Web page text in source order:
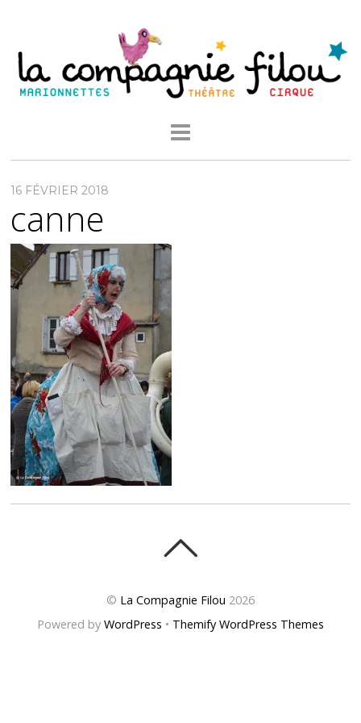
16 FÉVRIER 2018
canne
© La Compagnie Filou 2026
Powered by WordPress • Themify WordPress Themes